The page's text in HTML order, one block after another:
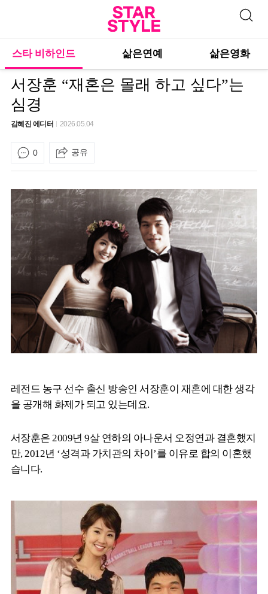
스타 비하인드 삶은연예 삶은영화
서장훈 “재혼은 몰래 하고 싶다”는
심경
김혜진 에디터 2026.05.04
0 공유
레전드 농구 선수 출신 방송인 서장훈이 재혼에 대한 생각
을 공개해 화제가 되고 있는데요.
서장훈은 2009년 9살 연하의 아나운서 오정연과 결혼했지
만, 2012년 ‘성격과 가치관의 차이’를 이유로 합의 이혼했
습니다.